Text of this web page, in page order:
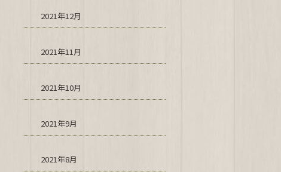
2021年12月
2021年11月
2021年10月
2021年9月
2021年8月